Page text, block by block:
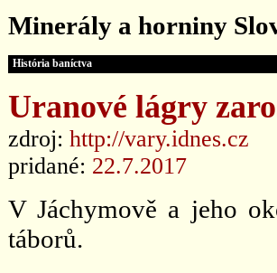
Minerály a horniny
História baníctva
Uranové lágry
zdroj: http://vary.idnes.cz
pridané: 22.7.2017
V Jáchymově a jeho
táborů.